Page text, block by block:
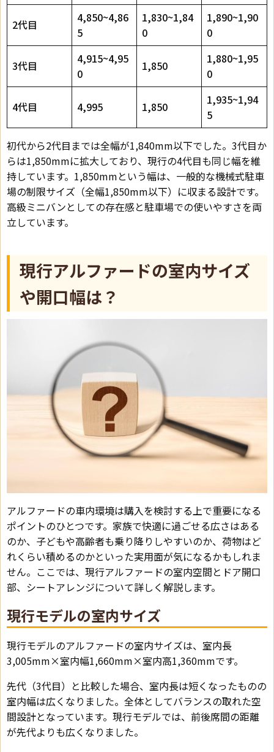
2代目
4,850~4,86
5
1,830~1,84
0
1,890~1,90
0
3代目
4,915~4,95
0
1,850
1,880~1,95
0
4代目 4,995 1,850
1,935~1,94
5
初代から2代目までは全幅が1,840mm以下でした。3代目か
らは1,850mmに拡大しており、現行の4代目も同じ幅を維
持しています。1,850mmという幅は、一般的な機械式駐車
場の制限サイズ（全幅1,850mm以下）に収まる設計です。
高級ミニバンとしての存在感と駐車場での使いやすさを両
立しています。
現行アルファードの室内サイズ
や開口幅は？
アルファードの車内環境は購入を検討する上で重要になる
ポイントのひとつです。家族で快適に過ごせる広さはある
のか、子どもや高齢者も乗り降りしやすいのか、荷物はど
れくらい積めるのかといった実用面が気になるかもしれま
せん。ここでは、現行アルファードの室内空間とドア開口
部、シートアレンジについて詳しく解説します。
現行モデルの室内サイズ
現行モデルのアルファードの室内サイズは、室内長
3,005mm×室内幅1,660mm×室内高1,360mmです。
先代（3代目）と比較した場合、室内長は短くなったものの
室内幅は広くなりました。全体としてバランスの取れた空
間設計となっています。現行モデルでは、前後席間の距離
が先代よりも広くなりました。